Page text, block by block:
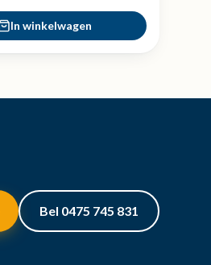
In winkelwagen
Bel 0475 745 831